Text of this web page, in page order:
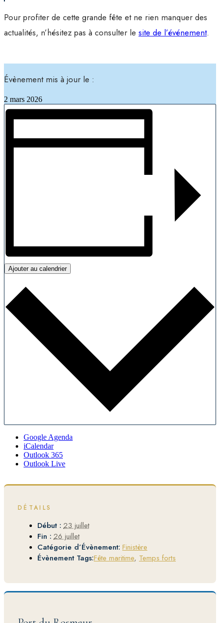
Pour profiter de cette grande fête et ne rien manquer des
actualités, n’hésitez pas à consulter le site de l’événement.
Évènement mis à jour le :
2 mars 2026
Ajouter au calendrier
Google Agenda
iCalendar
Outlook 365
Outlook Live
DÉTAILS
Début : 23 juillet
Fin : 26 juillet
Catégorie d’Évènement: Finistère
Évènement Tags:Fête maritime, Temps forts